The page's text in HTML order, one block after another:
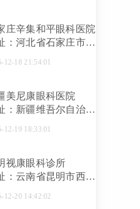
庄辛集和平眼科医院
：河北省石家庄市辛
12-18 21:54:01
美尼康眼科医院
：新疆维吾尔自治区
12-19 18:33:01
视康眼科诊所
：云南省昆明市西山
12-20 14:42:02